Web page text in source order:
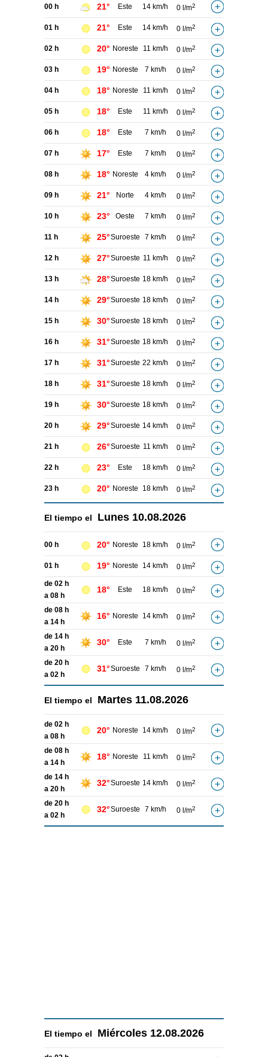
00 h 21° Este 14 km/h 0 l/m2
01 h 21° Este 14 km/h 0 l/m2
02 h 20° Noreste 11 km/h 0 l/m2
03 h 19° Noreste 7 km/h 0 l/m2
04 h 18° Noreste 11 km/h 0 l/m2
05 h 18° Este 11 km/h 0 l/m2
06 h 18° Este 7 km/h 0 l/m2
07 h 17° Este 7 km/h 0 l/m2
08 h 18° Noreste 4 km/h 0 l/m2
09 h 21° Norte 4 km/h 0 l/m2
10 h 23° Oeste 7 km/h 0 l/m2
11 h 25°Suroeste 7 km/h 0 l/m2
12 h 27°Suroeste 11 km/h 0 l/m2
13 h 28°Suroeste 18 km/h 0 l/m2
14 h 29°Suroeste 18 km/h 0 l/m2
15 h 30°Suroeste 18 km/h 0 l/m2
16 h 31°Suroeste 18 km/h 0 l/m2
17 h 31°Suroeste 22 km/h 0 l/m2
18 h 31°Suroeste 18 km/h 0 l/m2
19 h 30°Suroeste 18 km/h 0 l/m2
20 h 29°Suroeste 14 km/h 0 l/m2
21 h 26°Suroeste 11 km/h 0 l/m2
22 h 23° Este 18 km/h 0 l/m2
23 h 20° Noreste 18 km/h 0 l/m2
El tiempo el Lunes 10.08.2026
00 h 20° Noreste 18 km/h 0 l/m2
01 h 19° Noreste 14 km/h 0 l/m2
de 02 h
a 08 h
18° Este 18 km/h 0 l/m2
de 08 h
a 14 h
16° Noreste 14 km/h 0 l/m2
de 14 h
a 20 h
30° Este 7 km/h 0 l/m2
de 20 h
a 02 h
31°Suroeste 7 km/h 0 l/m2
El tiempo el Martes 11.08.2026
de 02 h
a 08 h
20° Noreste 14 km/h 0 l/m2
de 08 h
a 14 h
18° Noreste 11 km/h 0 l/m2
de 14 h
a 20 h
32°Suroeste 14 km/h 0 l/m2
de 20 h
a 02 h
32°Suroeste 7 km/h 0 l/m2
El tiempo el Miércoles 12.08.2026